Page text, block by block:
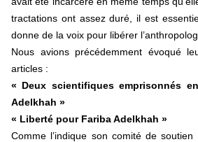
tractations ont assez duré, il est
donne de la voix pour libérer
Nous avions précédemment évoqué
articles :
« Deux scientifiques emprisonnés
Adelkhah »
« Liberté pour Fariba Adelkhah »
Comme l’indique son comité de